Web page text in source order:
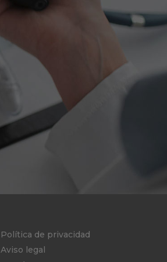
Política de privacidad
Aviso legal